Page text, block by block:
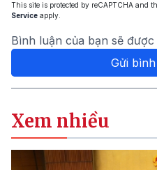
This site is protected by reCAPTCHA and
Service apply.
Bình luận của bạn sẽ
Gửi
Xem nhiều